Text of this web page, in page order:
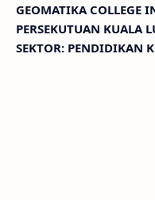
GEOMATIKA COLLEGE
PERSEKUTUAN KUALA
SEKTOR: PENDIDIKAN